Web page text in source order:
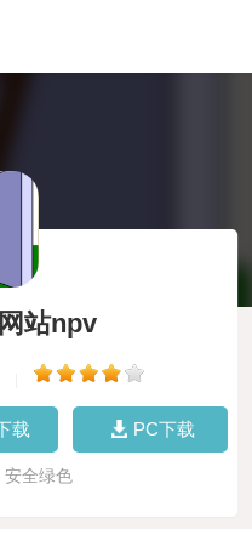
站npv
载 PC下载
安全绿色